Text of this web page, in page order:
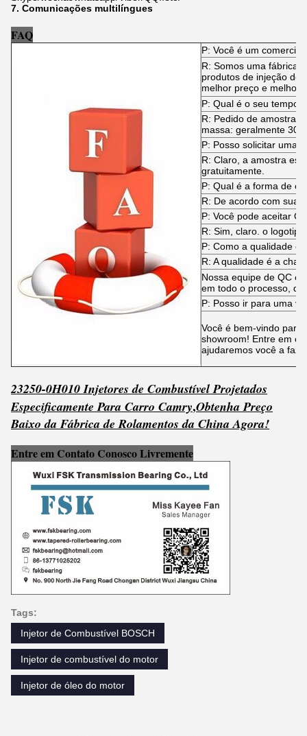
7. Comunicações multilíngues
FAQ
P: Você é um
R: Somos uma fábrica
produtos de injeção de
melhor preço e melhor
P: Qual é o seu tempo
R: Pedido de amostra:
massa: geralmente 30
P: Posso solicitar uma
R: Claro, a amostra
gratuitamente.
P: Qual é a forma de
R: De acordo com suas
P: Você pode aceitar
R: Sim, claro. o
P: Como a qualidade é
R: A qualidade é a
Nossa equipe de QC e
em todo o processo,
P: Posso ir para uma
Você é bem-vindo para
showroom! Entre em
ajudaremos você a
23250-0H010 Injetores de Combustível Projetados
Especificamente Para Carro Camry,ObtenhaPreço
Baixo da Fábrica de Rolamentos da China Agora!
Entre em Contato Conosco Livremente
Tags:
Injetor de Combustível BOSCH
Injetor de combustível do motor
Injetor de óleo do motor